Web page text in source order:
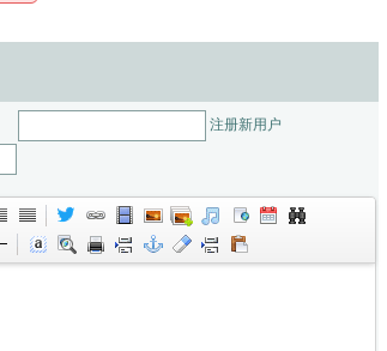
注册新用户